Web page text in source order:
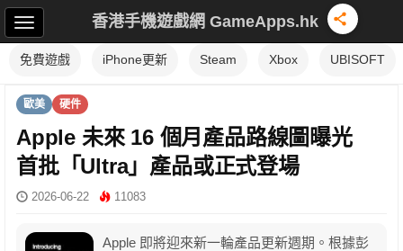
香港手機遊戲網 GameApps.hk
免費遊戲 iPhone更新 Steam Xbox UBISOFT
歐美 硬件
Apple 未來 16 個月產品路線圖曝光
首批「Ultra」產品或正式登場
2026-06-22 11083
Apple 即將迎來新一輪產品更新週期。根據彭